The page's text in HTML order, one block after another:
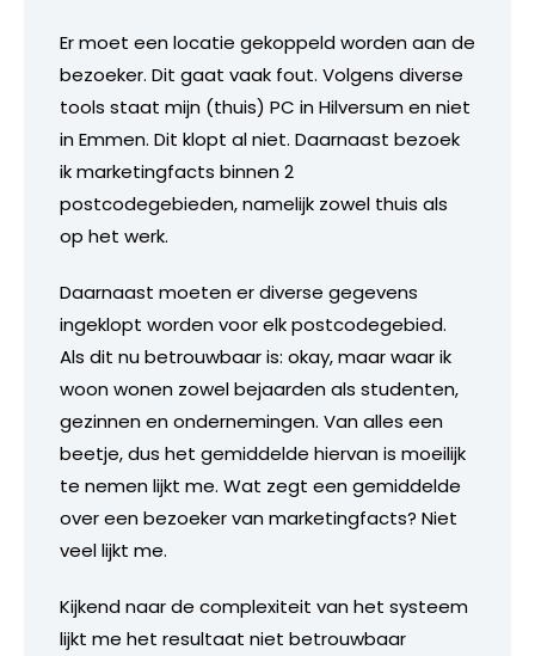
Er moet een locatie gekoppeld worden aan de
bezoeker. Dit gaat vaak fout. Volgens diverse
tools staat mijn (thuis) PC in Hilversum en niet
in Emmen. Dit klopt al niet. Daarnaast bezoek
ik marketingfacts binnen 2
postcodegebieden, namelijk zowel thuis als
op het werk.
Daarnaast moeten er diverse gegevens
ingeklopt worden voor elk postcodegebied.
Als dit nu betrouwbaar is: okay, maar waar ik
woon wonen zowel bejaarden als studenten,
gezinnen en ondernemingen. Van alles een
beetje, dus het gemiddelde hiervan is moeilijk
te nemen lijkt me. Wat zegt een gemiddelde
over een bezoeker van marketingfacts? Niet
veel lijkt me.
Kijkend naar de complexiteit van het systeem
lijkt me het resultaat niet betrouwbaar